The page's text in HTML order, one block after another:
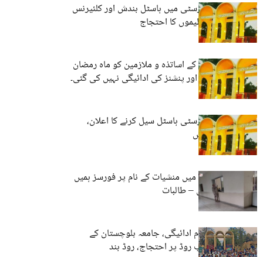
بلوچستان یونیورسٹی میں ہاسٹل بندش اور کلئیرنس
پالیسی: طلبہ تنظیموں کا احتجاج
جامعہ بلوچستان کے اساتذہ و ملازمین کو ماہ رمضان
میں بھی تنخواہ اور پنشنز کی ادائیگی نہیں کی گئی۔
اکیڈمک اسٹاف
بلوچستان یونیورسٹی ہاسٹل سیل کرنے کا اعلان،
طلباء میں تشویش
جامعہ بلوچستان میں منشیات کے نام پر فورسز ہمیں
ہراساں کررہے ہیں – طالبات
‎تنخواہوں کی عدم ادائیگی، جامعہ بلوچستان کے
ملازمین کا سریاب روڈ پر احتجاج، روڈ بند